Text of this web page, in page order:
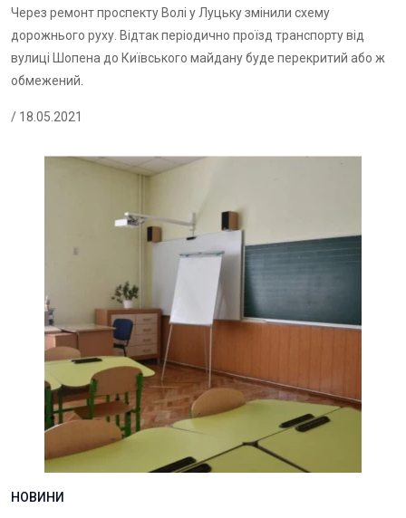
Через ремонт проспекту Волі у Луцьку змінили схему
дорожнього руху. Відтак періодично проїзд транспорту від
вулиці Шопена до Київського майдану буде перекритий або ж
обмежений.
/ 18.05.2021
НОВИНИ